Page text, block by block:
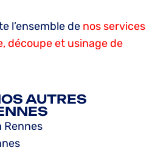
l’ensemble de nos services
découpe et usinage de
AUTRES
Rennes